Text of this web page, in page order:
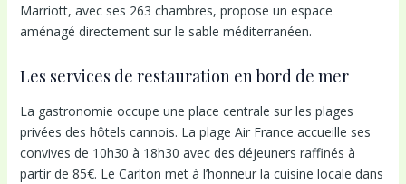
Marriott, avec ses 263 chambres, propose un espace
aménagé directement sur le sable méditerranéen.
Les services de restauration en bord de mer
La gastronomie occupe une place centrale sur les plages
privées des hôtels cannois. La plage Air France accueille ses
convives de 10h30 à 18h30 avec des déjeuners raffinés à
partir de 85€. Le Carlton met à l’honneur la cuisine locale dans